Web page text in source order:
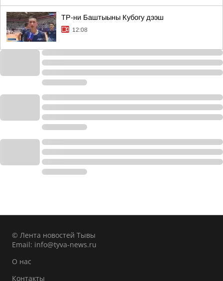
ТР-ни Баштыыны Кубогу дээш
12:08
© Лента новостей Тывы
Email: info@tyva-news.ru
О нас
Контакты